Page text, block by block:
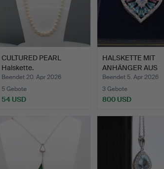
CULTURED PEARL
Halskette.
Beendet 20. Apr 2026
5 Gebote
54 USD
HALSKETTE MIT
ANHÄNGER AUS
DIAMANT, TANSAN…
Beendet 5. Apr 2026
3 Gebote
800 USD